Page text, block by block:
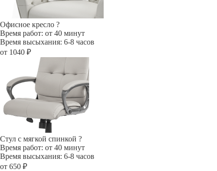
Офисное кресло ?
Время работ: от 40 минут
Время высыхания: 6-8 часов
от 1040 ₽
Стул с мягкой спинкой ?
Время работ: от 40 минут
Время высыхания: 6-8 часов
от 650 ₽